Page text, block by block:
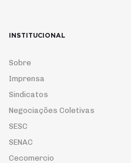
INSTITUCIONAL
Sobre
Imprensa
Sindicatos
Negociações Coletivas
SESC
SENAC
Cecomercio